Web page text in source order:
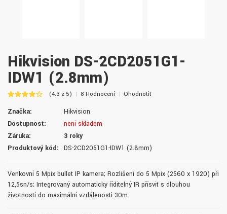
Hikvision DS-2CD2051G1-
IDW1 (2.8mm)
(4.3 z 5) 8 Hodnocení Ohodnotit
Značka:
Hikvision
Dostupnost:
není skladem
Záruka:
3 roky
Produktový kód:
DS-2CD2051G1-IDW1 (2.8mm)
Venkovní 5 Mpix bullet IP kamera; Rozlišení do 5 Mpix (2560 x 1920) při
12,5sn/s; Integrovaný automaticky říditelný IR přísvit s dlouhou
životností do maximální vzdálenosti 30m